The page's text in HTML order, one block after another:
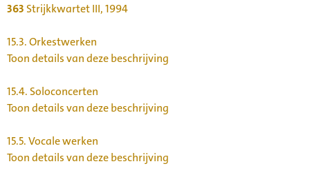
363 Strijkkwartet III, 1994
15.3.Orkestwerken
Toon details van deze beschrijving
15.4. Soloconcerten
Toon details van deze beschrijving
15.5.Vocale werken
Toon details van deze beschrijving